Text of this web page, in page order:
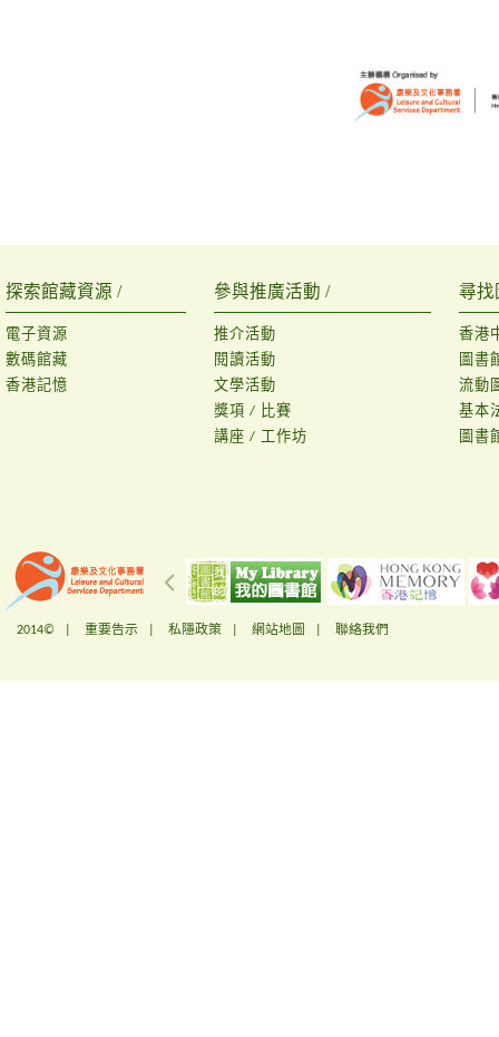
探索館藏資源 /
電子資源
數碼館藏
香港記憶
參與推廣活動 /
推介活動
閱讀活動
文學活動
獎項 / 比賽
講座 / 工作坊
尋找
香港
圖書
流動
基本
圖書
2014© | 重要告示 私隱政策 網站地圖 聯絡我們